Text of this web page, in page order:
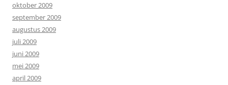
oktober 2009
september 2009
augustus 2009
juli 2009
juni 2009
mei 2009
april 2009